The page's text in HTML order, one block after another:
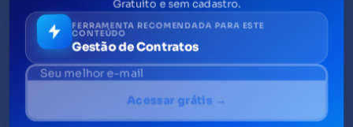
dobra ROI com uso de
plataforma de acordos
O Projuris Acordos pode apoiar o seu
escritório a implementar uma célula de
Gratuito e sem cadastro.
FERRAMENTA RECOMENDADA PARA ESTE
CONTEÚDO
Gestão de Contratos
Acessar grátis →